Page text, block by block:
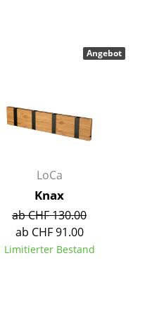
Über uns
smow vor Ort
Arbeiten bei smow
Newsletter
Presse
Impressum
LoCa
Knax
ab CHF 130.00
ab CHF 91.00
Limitierter Bestand
Angebot